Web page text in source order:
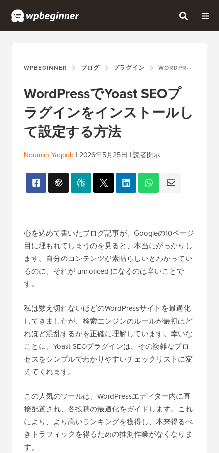
WPBEGINNER ブログ プラグイン WORDPRESSでYOAST SEOプラグインをインストールして設定する方法
WordPressでYoast SEOプ
ラグインをインストールし
て設定する方法
Nouman Yaqoob | 2026年5月25日 | 読者開示
心を込めて書いたブログ記事が、Googleの10ページ
目に埋もれてしまうのを見ると、本当にがっかりし
ます。自分のコンテンツが素晴らしいとわかってい
るのに、それが unnoticed になるのは辛いことで
す。
私は数え切れないほどのWordPressサイトを最適化
してきましたが、検索エンジンのルールが最初はど
れほど混乱するかを正確に理解しています。幸いな
ことに、Yoast SEOプラグインは、その複雑なプロ
セスをシンプルでわかりやすいチェックリストに変
えてくれます。
この人気のツールは、WordPressエディター内に直
接配置され、各投稿の最適化をガイドします。これ
により、より高いランキングを獲得し、本来得るべ
きトラフィックを得るための推測作業がなくなりま
す。